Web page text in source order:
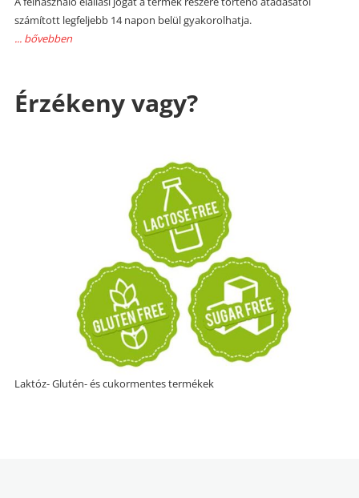
számított legfeljebb 14 napon belül gyakorolhatja.
... bővebben
Érzékeny vagy?
Laktóz- Glutén- és cukormentes termékek